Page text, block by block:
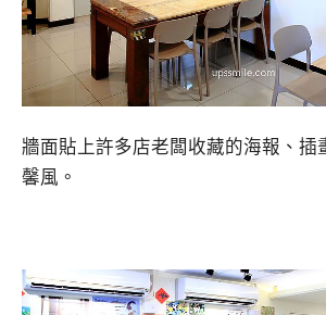
牆面貼上許多店老闆收藏的海報、插
馨風。